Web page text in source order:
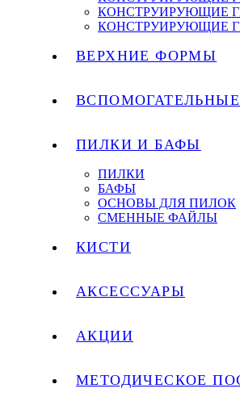
КОНСТРУИРУЮЩИЕ
КОНСТРУИРУЮЩИЕ
ВЕРХНИЕ ФОРМЫ
ПИЛКИ И БАФЫ
ПИЛКИ
БАФЫ
ОСНОВЫ ДЛЯ ПИЛОК
СМЕННЫЕ ФАЙЛЫ
КИСТИ
АКСЕССУАРЫ
АКЦИИ
МЕТОДИЧЕСКОЕ